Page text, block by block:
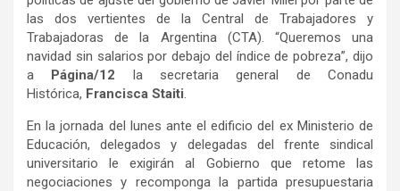
las dos vertientes de la Central de Trabajadores y
Trabajadoras de la Argentina (CTA). “Queremos una
navidad sin salarios por debajo del índice de pobreza”, dijo
a Página/12 la secretaria general de Conadu
Histórica, Francisca Staiti.
En la jornada del lunes ante el edificio del ex Ministerio de
Educación, delegados y delegadas del frente sindical
universitario le exigirán al Gobierno que retome las
negociaciones y recomponga la partida presupuestaria